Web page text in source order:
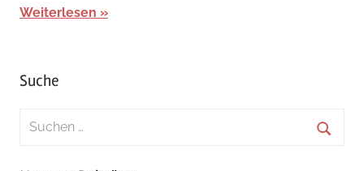
Weiterlesen
Suche
Suchen